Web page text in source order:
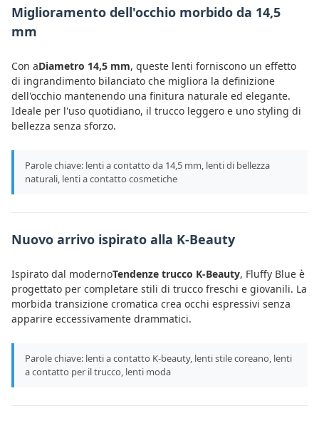
Miglioramento dell'occhio morbido da 14,5
mm
Con aDiametro 14,5 mm, queste lenti forniscono un effetto
di ingrandimento bilanciato che migliora la definizione
dell'occhio mantenendo una finitura naturale ed elegante.
Ideale per l'uso quotidiano, il trucco leggero e uno styling di
bellezza senza sforzo.
Parole chiave: lenti a contatto da 14,5 mm, lenti di bellezza
naturali, lenti a contatto cosmetiche
Nuovo arrivo ispirato alla K-Beauty
Ispirato dal modernoTendenze trucco K-Beauty, Fluffy Blue è
progettato per completare stili di trucco freschi e giovanili. La
morbida transizione cromatica crea occhi espressivi senza
apparire eccessivamente drammatici.
Parole chiave: lenti a contatto K-beauty, lenti stile coreano, lenti
a contatto per il trucco, lenti moda